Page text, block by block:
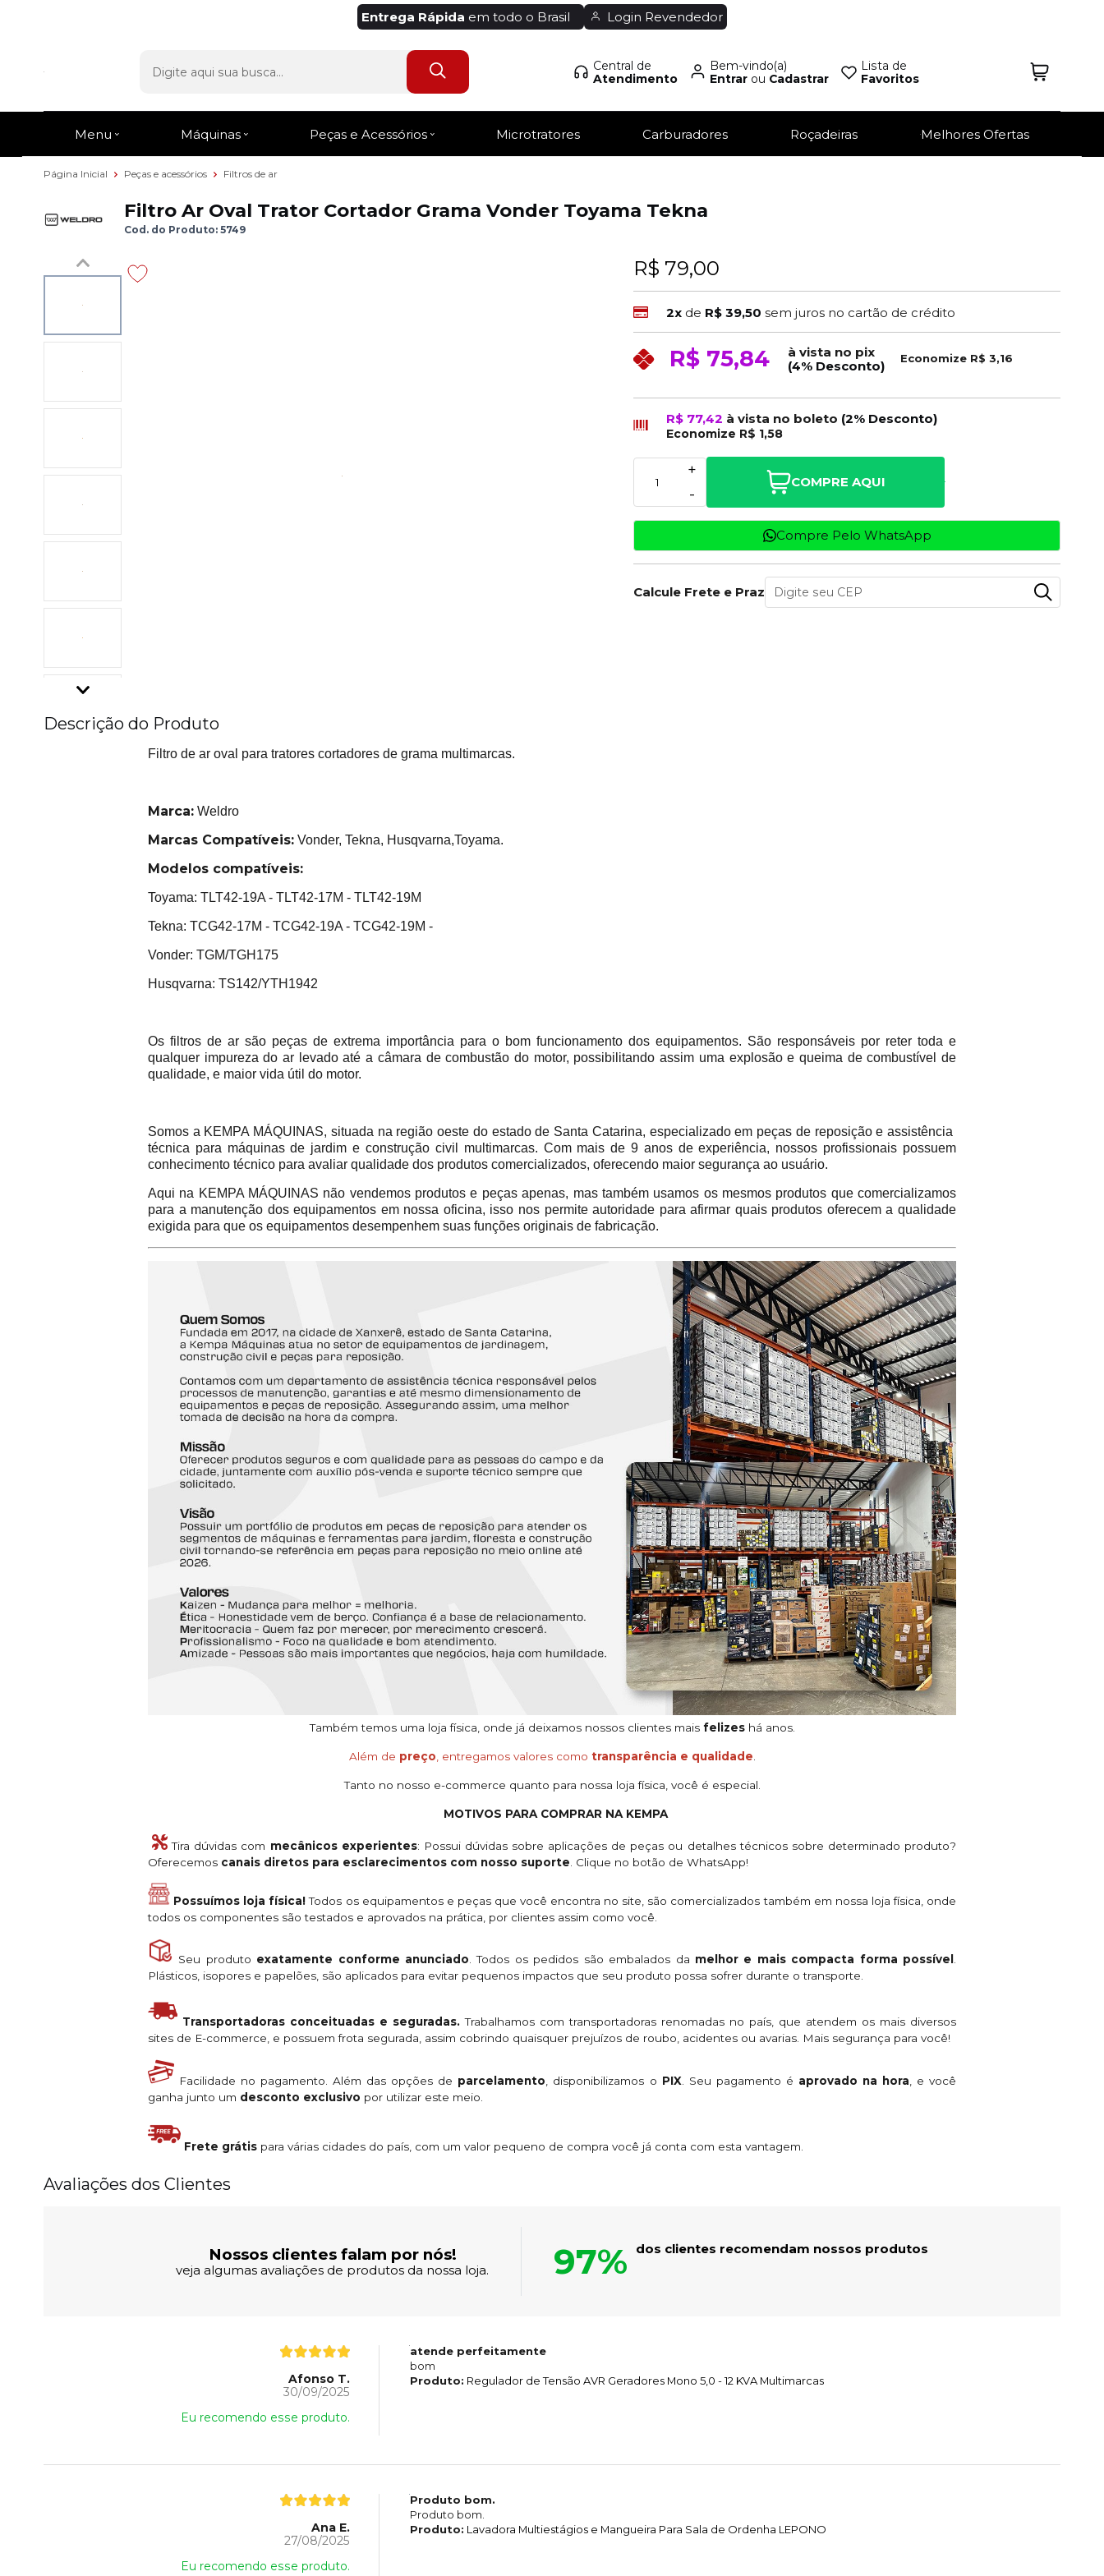
Entrega Rápida em todo o Brasil Login Revendedor
Central de
Atendimento
Bem-vindo(a)
Entrarou Cadastrar
Lista de
Favoritos
Menu Máquinas Peças e Acessórios Microtratores Carburadores Roçadeiras Melhores Ofertas
Página Inicial Peças e acessórios Filtros de ar
Filtro Ar Oval Trator Cortador Grama Vonder Toyama Tekna
Cod. do Produto: 5749
R$ 79,00
2x de R$ 39,50 sem juros no cartão de crédito
R$ 75,84
à vista no pix
(4% Desconto)
Economize R$ 3,16
R$ 77,42 à vista no boleto (2% Desconto)
Economize R$ 1,58
-
+
COMPRE AQUI
Compre Pelo WhatsApp
Calcule Frete e Prazo
Descrição do Produto
Filtro de ar oval para tratores cortadores de grama multimarcas.
Marca: Weldro
Marcas Compatíveis: Vonder, Tekna, Husqvarna,Toyama.
Modelos compatíveis:
Toyama: TLT42-19A - TLT42-17M - TLT42-19M
Tekna: TCG42-17M - TCG42-19A - TCG42-19M -
Vonder: TGM/TGH175
Husqvarna: TS142/YTH1942
Os filtros de ar são peças de extrema importância para o bom funcionamento dos equipamentos. São responsáveis por reter toda e
qualquer impureza do ar levado até a câmara de combustão do motor, possibilitando assim uma explosão e queima de combustível de
qualidade, e maior vida útil do motor.
Somos a KEMPA MÁQUINAS, situada na região oeste do estado de Santa Catarina, especializado em peças de reposição e assistência
técnica para máquinas de jardim e construção civil multimarcas. Com mais de 9 anos de experiência, nossos profissionais possuem
conhecimento técnico para avaliar qualidade dos produtos comercializados, oferecendo maior segurança ao usuário.
Aqui na KEMPA MÁQUINAS não vendemos produtos e peças apenas, mas também usamos os mesmos produtos que comercializamos
para a manutenção dos equipamentos em nossa oficina, isso nos permite autoridade para afirmar quais produtos oferecem a qualidade
exigida para que os equipamentos desempenhem suas funções originais de fabricação.
Também temos uma loja física, onde já deixamos nossos clientes mais felizeshá anos.
Além de preço, entregamos valores como transparência e qualidade.
Tanto no nosso e-commerce quanto para nossa loja física, você é especial.
MOTIVOS PARA COMPRAR NA KEMPA
Tira dúvidas com mecânicos experientes: Possui dúvidas sobre aplicações de peças ou detalhes técnicos sobre determinado produto?
Oferecemos canais diretos para esclarecimentos com nosso suporte. Clique no botão de WhatsApp!
Possuímos loja física!Todos os equipamentos e peças que você encontra no site, são comercializados também em nossa loja física, onde
todos os componentes são testados e aprovados na prática, por clientes assim como você.
Seu produto exatamente conforme anunciado. Todos os pedidos são embalados da melhor e mais compacta forma possível .
Plásticos, isopores e papelões, são aplicados para evitar pequenos impactos que seu produto possa sofrer durante o transporte.
Transportadoras conceituadas e seguradas. Trabalhamos com transportadoras renomadas no país, que atendem os mais diversos
sites de E-commerce, e possuem frota segurada, assim cobrindo quaisquer prejuízos de roubo, acidentes ou avarias. Mais segurança para você!
Facilidade no pagamento. Além das opções de parcelamento, disponibilizamos o PIX. Seu pagamento é aprovado na hora, e você
ganha junto um desconto exclusivo por utilizar este meio.
Frete grátis para várias cidades do país, com um valor pequeno de compra você já conta com esta vantagem.
Avaliações dos Clientes
Nossos clientes falam por nós!
veja algumas avaliações de produtos da nossa loja. 97% dos clientes recomendam nossos produtos
Afonso T.
30/09/2025
Eu recomendo esse produto.
atende perfeitamente
bom
Produto: Regulador de Tensão AVR Geradores Mono 5,0 - 12 KVA Multimarcas
Ana E.
27/08/2025
Eu recomendo esse produto.
Produto bom.
Produto bom.
Produto: Lavadora Multiestágios e Mangueira Para Sala de Ordenha LEPONO